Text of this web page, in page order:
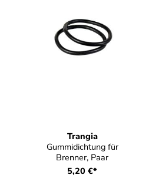
Trangia
Gummidichtung für
Brenner, Paar
5,20 €*